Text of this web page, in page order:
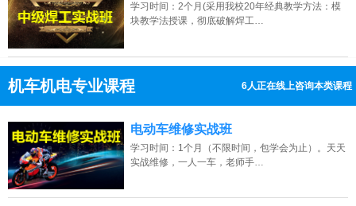
学习时间：2个月(采用我校20年经典教学方法：模
块教学法授课，彻底破解焊工…
机车机电专业课程 6人正在线上咨询本类课程
点击免费咨询电话：13807313137
电动车维修实战班
学习时间：1个月（不限时间，包学会为止）。天天
实战维修，一人一车，老师手…